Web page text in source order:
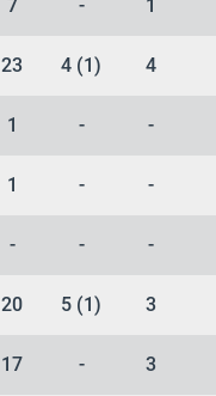
7 - 1
23 4 (1) 4
1 - -
1 - -
- - -
20 5 (1) 3
17 - 3